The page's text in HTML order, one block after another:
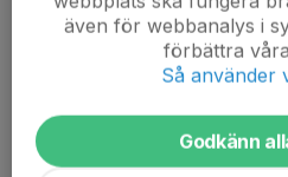
Position
-
11 år
även för webbanalys i
förbättra
Så använder
Godkänn